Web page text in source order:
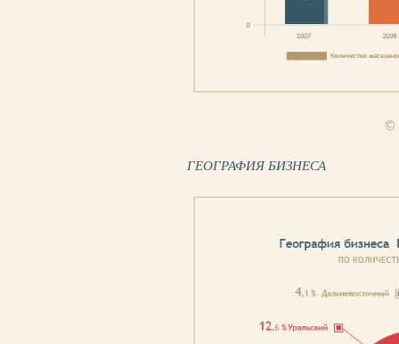
©
ГЕОГРАФИЯ БИЗНЕСА